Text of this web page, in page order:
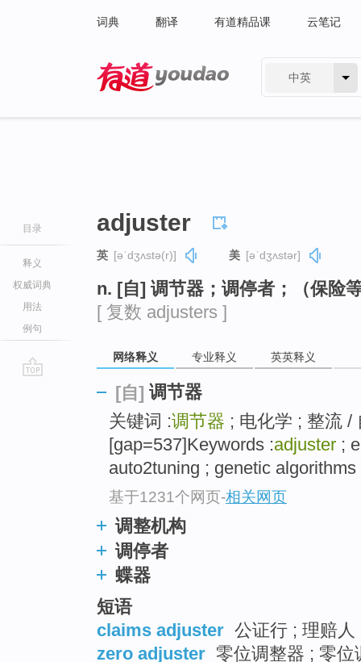
词典 翻译 有道精品课 云笔记
中英
目录
释义
权威词典
用法
例句
adjuster
英 [əˈdʒʌstə(r)] 美 [əˈdʒʌstər]
n. [自] 调节器；调停者；（保险
[ 复数 adjusters ]
网络释义 专业释义 英英释义
[自] 调节器
关键词 :调节器 ; 电化学 ; 整流 /
[gap=537]Keywords :adjuster ;
auto2tuning ; genetic algorithms
基于1231个网页-相关网页
调整机构
调停者
蝶器
短语
claims adjuster 公证行 ; 理赔
zero adjuster 零位调整器 ; 零